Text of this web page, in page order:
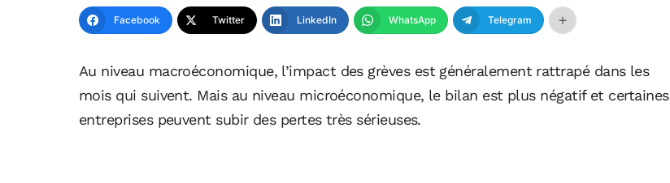
Facebook Twitter LinkedIn WhatsApp Telegram
Au niveau macroéconomique, l’impact des grèves est généralement rattrapé dans les
mois qui suivent. Mais au niveau microéconomique, le bilan est plus négatif et certaines
entreprises peuvent subir des pertes très sérieuses.